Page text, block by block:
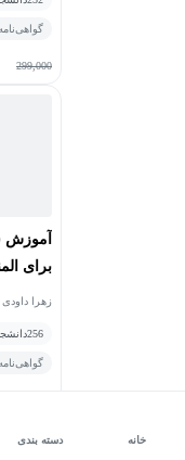
299,000
آموزش
برای
زهرا داودی
256
خانه دسته بندی